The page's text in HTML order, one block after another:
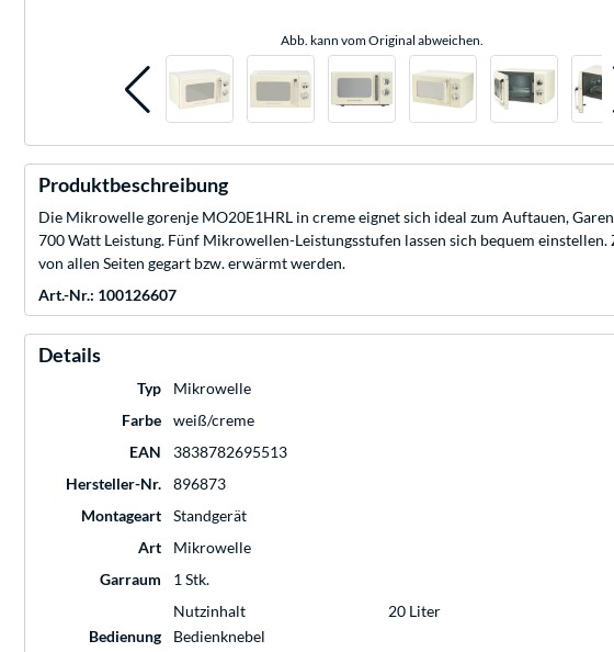
Abb. kann vom Original abweichen.
Produktbeschreibung
Die Mikrowelle gorenje MO20E1HRL in creme eignet sich ideal zum Auftauen,
700 Watt Leistung. Fünf Mikrowellen-Leistungsstufen lassen sich bequem
von allen Seiten gegart bzw. erwärmt werden.
Art.-Nr.: 100126607
Details
Typ
Mikrowelle
Farbe
weiß/creme
EAN
3838782695513
Hersteller-Nr.
896873
Montageart
Standgerät
Art
Mikrowelle
Garraum
1 Stk.
Nutzinhalt
20 Liter
Bedienung
Bedienknebel